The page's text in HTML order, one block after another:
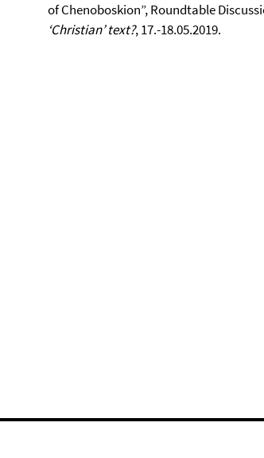
of Chenoboskion”, Roundtable
‘Christian’ text?, 17.-18.05.2019.